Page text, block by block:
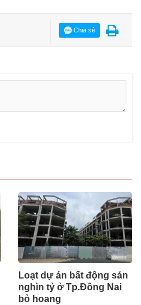
Chia sẻ
Loạt dự án bất động sản
nghìn tỷ ở Tp.Đồng Nai
bỏ hoang